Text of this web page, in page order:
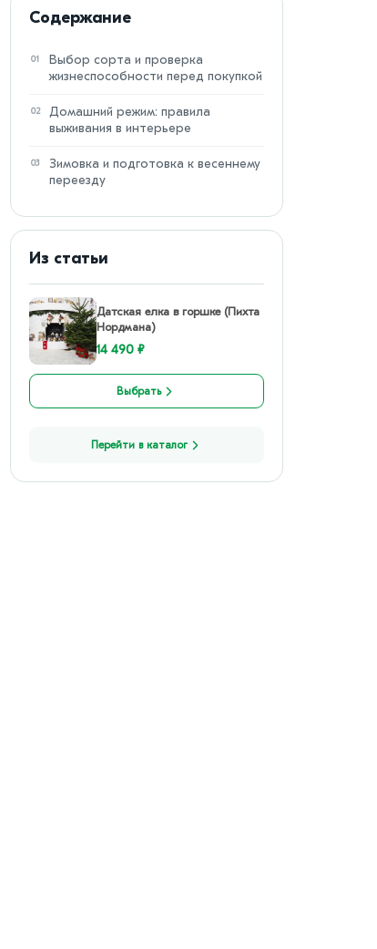
Содержание
01
Выбор сорта и проверка
жизнеспособности перед покупкой
02
Домашний режим: правила
выживания в интерьере
03
Зимовка и подготовка к весеннему
переезду
Из статьи
Датская елка в горшке (Пихта
Нордмана)
14 490 ₽
Выбрать
Перейти в каталог